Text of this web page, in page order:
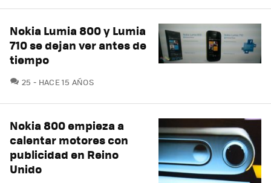
Nokia Lumia 800 y Lumia
710 se dejan ver antes de
tiempo
25 COMENTARIOS
HACE 15 AÑOS
Nokia 800 empieza a
calentar motores con
publicidad en Reino
Unido